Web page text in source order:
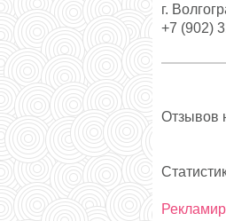
г.
+7 (902)
Отзывов